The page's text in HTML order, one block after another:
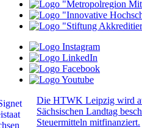
Die HTWK Leipzig wird
Sächsischen Landtag
Steuermitteln mitfinanziert.